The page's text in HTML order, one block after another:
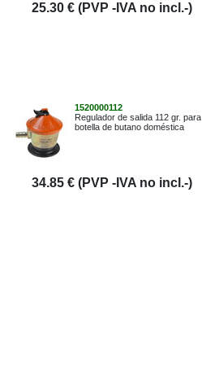
25.30 € (PVP -IVA no incl.-)
1520000112
Regulador de salida 112 gr. para
botella de butano doméstica
34.85 € (PVP -IVA no incl.-)